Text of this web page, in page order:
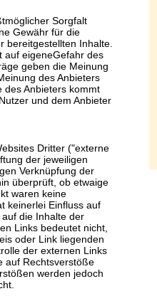
Sorgfalt
Gewähr für die
bereitgestellten Inhalte.
auf eigeneGefahr des
geben die Meinung
des Anbieters
des Anbieters kommt
und dem Anbieter
Dritter ("externe
der jeweiligen
Verknüpfung der
überprüft, ob etwaige
waren keine
keinerlei Einfluss auf
die Inhalte der
Links bedeutet nicht,
oder Link liegenden
der externen Links
auf Rechtsverstöße
werden jedoch